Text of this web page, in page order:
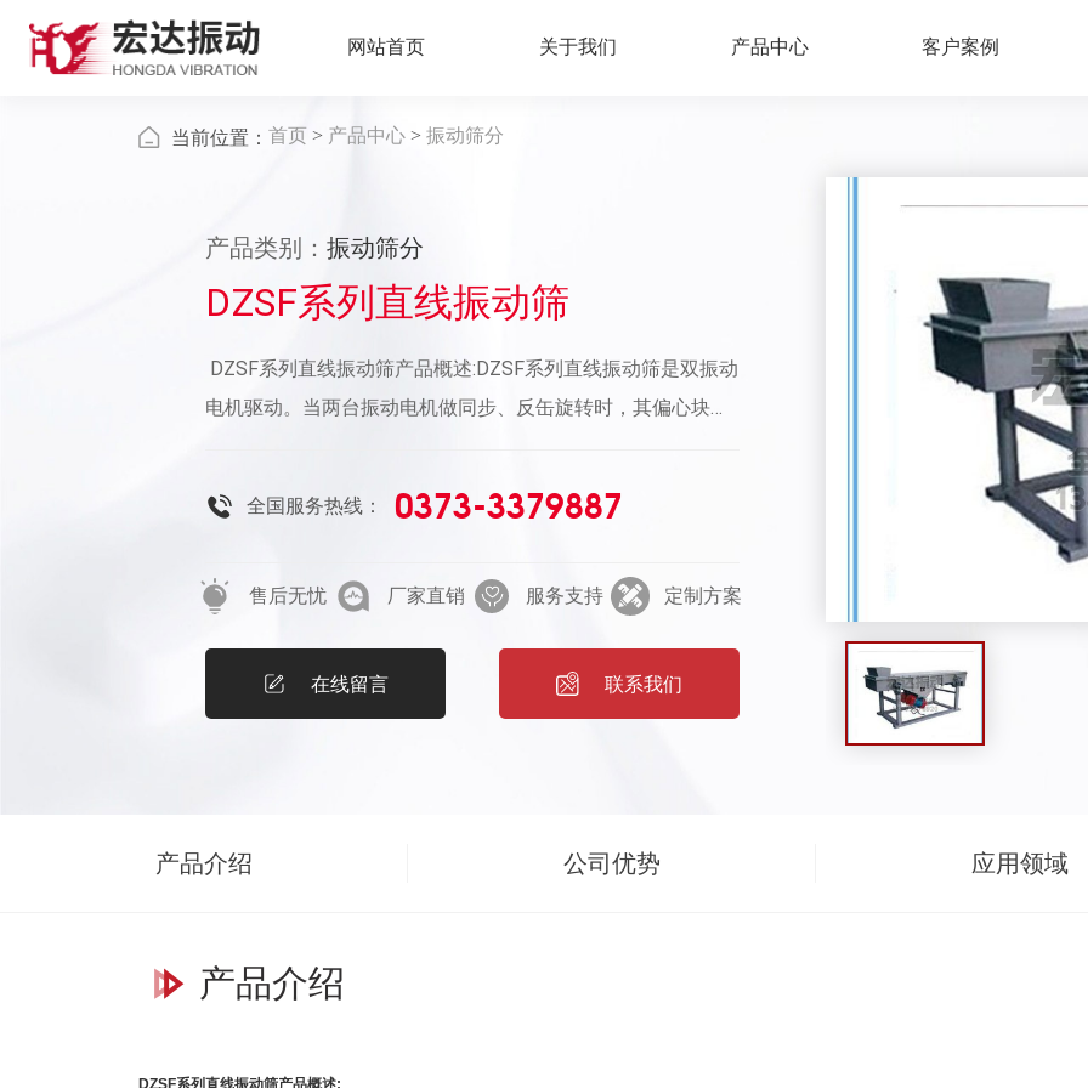
网站首页 关于我们 产品中心 客户案例
当前位置： 首页 > 产品中心 > 振动筛分
产品类别： 振动筛分
DZSF系列直线振动筛
DZSF系列直线振动筛产品概述:DZSF系列直线振动筛是双振动
电机驱动。当两台振动电机做同步、反缶旋转时，其偏心块所
机轴相对筛面有一倾角，在激振力和物料自重力的合力作用
物料进行筛选和分级的目的。适用于粒度在0.074-5mm、含水
不大于10mm。DZSF系列直线振动筛安装示意图:DZSF系列直
线振动筛主要特点及适于行业:该产品筛分精度高、处理量大、
璃、建材、粮食、化肥、磨料、陶瓷等行业中干式粉状或颗粒
方向角外形尺寸（长×宽×高）DZSF5201231234562-2000.05-
全国服务热线： 0373-3379887
售后无忧 厂家直销 服务支持 定制方案
在线留言 联系我们
产品介绍 公司优势 应用领域
产品介绍
DZSF系列直线振动筛产品概述: